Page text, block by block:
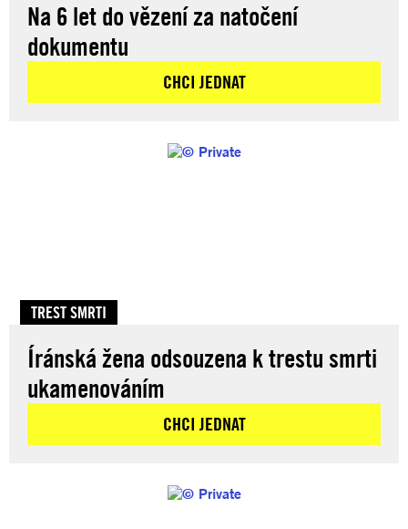
Na 6 let do vězení za natočení
dokumentu
CHCI JEDNAT
TREST SMRTI
Íránská žena odsouzena k trestu smrti
ukamenováním
CHCI JEDNAT